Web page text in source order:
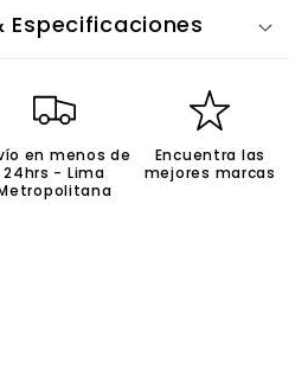
Especificaciones
en menos de
24hrs - Lima
Encuentra las
mejores marcas